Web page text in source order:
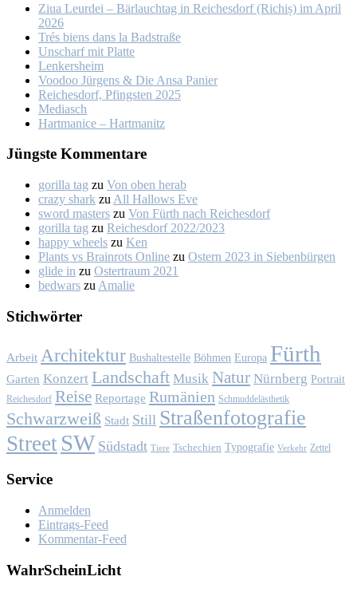
Ziua Leur­dei – Bär­lauch­tag in Rei­ches­dorf (Ri­chiș) im April
2026
Trés biens dans la Bad­stra­ße
Un­scharf mit Plat­te
Len­kers­heim
Voo­doo Jür­gens & Die An­sa Pa­nier
Rei­ches­dorf, Pfings­ten 2025
Me­dia­sch
Hart­ma­nice – Hart­ma­nitz
Jüngs­te Kom­men­ta­re
gorilla tag zu Von oben her­ab
crazy shark zu All Hal­lows Eve
sword masters zu Von Fürth nach Rei­ches­dorf
gorilla tag zu Rei­ches­dorf 2022/2023
happy wheels zu Ken
Plants vs Brainrots Online zu Os­tern 2023 in Sie­ben­bür­gen
glide in zu Os­ter­traum 2021
bedwars zu Ama­lie
Stich­wör­ter
Arbeit Architektur Bushaltestelle Böhmen Europa Fürth
Garten Konzert Landschaft Musik Natur Nürnberg Portrait
Reichesdorf Reise Reportage Rumänien Schmuddelästhetik
Schwarzweiß Stadt Still Straßenfotografie
Street SW Südstadt Tiere Tschechien Typografie Verkehr Zettel
Ser­vice
Anmelden
Eintrags-Feed
Kommentar-Feed
Wahr­Schein­Licht